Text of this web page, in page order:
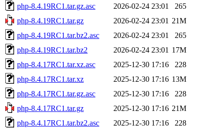
php-8.4.19RC1.tar.gz.asc
2026-02-24 23:01
265
php-8.4.19RC1.tar.gz
2026-02-24 23:01 21M
php-8.4.19RC1.tar.bz2.asc
2026-02-24 23:01
265
php-8.4.19RC1.tar.bz2
2026-02-24 23:01 17M
php-8.4.17RC1.tar.xz.asc
2025-12-30 17:16
228
php-8.4.17RC1.tar.xz
2025-12-30 17:16 13M
php-8.4.17RC1.tar.gz.asc
2025-12-30 17:16
228
php-8.4.17RC1.tar.gz
2025-12-30 17:16 21M
php-8.4.17RC1.tar.bz2.asc
2025-12-30 17:16
228